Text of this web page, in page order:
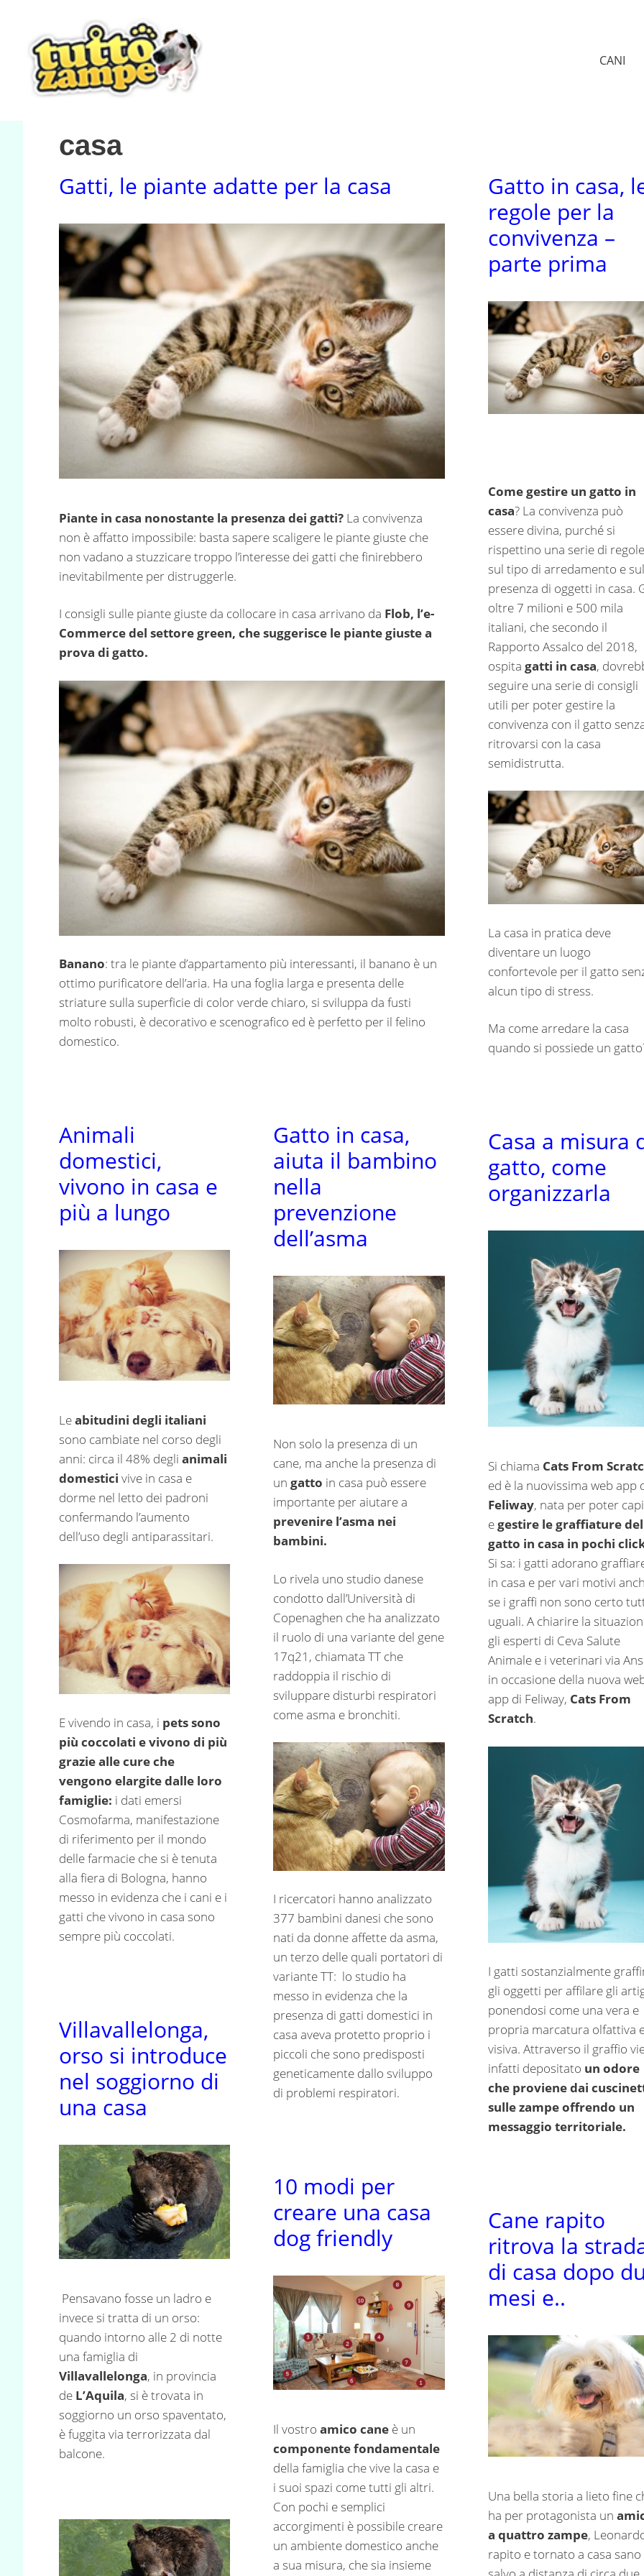
contenuto
CANI
casa
Gatti, le piante adatte per la casa
Piante in casa nonostante la presenza dei gatti? La convivenza
non è affatto impossibile: basta sapere scaligere le piante giuste che
non vadano a stuzzicare troppo l’interesse dei gatti che finirebbero
inevitabilmente per distruggerle.
I consigli sulle piante giuste da collocare in casa arrivano da Flob, l’e-
Commerce del settore green, che suggerisce le piante giuste a
prova di gatto.
Banano: tra le piante d’appartamento più interessanti, il banano è un
ottimo purificatore dell’aria. Ha una foglia larga e presenta delle
striature sulla superficie di color verde chiaro, si sviluppa da fusti
molto robusti, è decorativo e scenografico ed è perfetto per il felino
domestico.
Gatto in casa,
regole per la
convivenza –
parte prima
Come gestire un gatto in
casa? La convivenza può
essere divina, purché si
rispettino una serie di regole
sul tipo di arredamento e
presenza di oggetti in casa.
oltre 7 milioni e 500 mila
italiani, che secondo il
Rapporto Assalco del 2018,
ospita gatti in casa,
seguire una serie di consigli
utili per poter gestire la
convivenza con il gatto
ritrovarsi con la casa
semidistrutta.
La casa in pratica deve
diventare un luogo
confortevole per il gatto
alcun tipo di stress.
Ma come arredare la casa
quando si possiede un
Animali
domestici,
vivono in casa e
più a lungo
Leabitudini degli italiani
sono cambiate nel corso degli
anni: circa il 48% degli animali
domestici vive in casa e
dorme nel letto dei padroni
confermando l’aumento
dell’uso degli antiparassitari.
E vivendo in casa, i pets sono
più coccolati e vivono di più
grazie alle cure che
vengono elargite dalle loro
famiglie: i dati emersi
Cosmofarma, manifestazione
di riferimento per il mondo
delle farmacie che si è tenuta
alla fiera di Bologna, hanno
messo in evidenza che i cani e i
gatti che vivono in casa sono
sempre più coccolati.
Gatto in casa,
aiuta il bambino
nella
prevenzione
dell’asma
Non solo la presenza di un
cane, ma anche la presenza di
ungatto in casa può essere
importante per aiutare a
prevenire l’asma nei
bambini.
Lo rivela uno studio danese
condotto dall’Università di
Copenaghen che ha analizzato
il ruolo di una variante del gene
17q21, chiamata TT che
raddoppia il rischio di
sviluppare disturbi respiratori
come asma e bronchiti.
I ricercatori hanno analizzato
377 bambini danesi che sono
nati da donne affette da asma,
un terzo delle quali portatori di
variante TT: lo studio ha
messo in evidenza che la
presenza di gatti domestici in
casa aveva protetto proprio i
piccoli che sono predisposti
geneticamente dallo sviluppo
di problemi respiratori.
Casa a misura
gatto, come
organizzarla
Si chiama Cats From
ed è la nuovissima web app
Feliway, nata per poter
egestire le graffiature del
gatto in casa in pochi
Si sa: i gatti adorano
in casa e per vari motivi
se i graffi non sono certo
uguali. A chiarire la
gli esperti di Ceva Salute
Animale e i veterinari via
in occasione della nuova
app di Feliway, Cats From
Scratch.
I gatti sostanzialmente
gli oggetti per affilare gli
ponendosi come una vera e
propria marcatura olfattiva
visiva. Attraverso il graffio
infatti depositato un odore
che proviene dai
sulle zampe offrendo un
messaggio territoriale.
Villavallelonga,
orso si introduce
nel soggiorno di
una casa
Pensavano fosse un ladro e
invece si tratta di un orso:
quando intorno alle 2 di notte
una famiglia di
Villavallelonga, in provincia
de L’Aquila, si è trovata in
soggiorno un orso spaventato,
è fuggita via terrorizzata dal
balcone.
10 modi per
creare una casa
dog friendly
Il vostro amico cane è un
componente fondamentale
della famiglia che vive la casa e
i suoi spazi come tutti gli altri.
Con pochi e semplici
accorgimenti è possibile creare
un ambiente domestico anche
a sua misura, che sia insieme
Cane rapito
ritrova la
di casa dopo
mesi e..
Una bella storia a lieto fine
ha per protagonista un
a quattro zampe,
rapito e tornato a casa sano